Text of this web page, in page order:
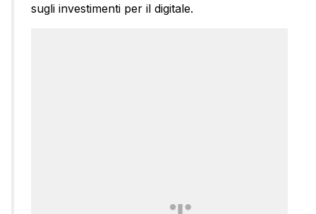
sugli investimenti per il digitale.